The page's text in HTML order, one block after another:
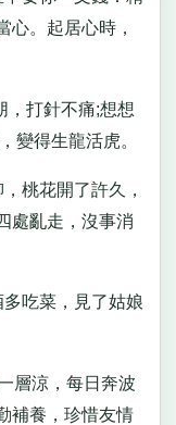
心。起居心時，
打針不痛;想想
得生龍活虎。
桃花開了許久，
處亂走，沒事消
吃菜，見了姑娘
涼，每日奔波
補養，珍惜友情